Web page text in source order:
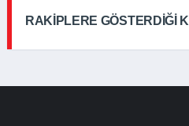
RAKİPLERE GÖSTERDİĞİ